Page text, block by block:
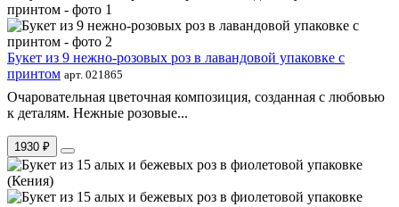
Букет из 9 нежно-розовых роз в лавандовой упаковке с
принтом арт. 021865
Очаровательная цветочная композиция, созданная с любовью
к деталям. Нежные розовые...
1930 ₽